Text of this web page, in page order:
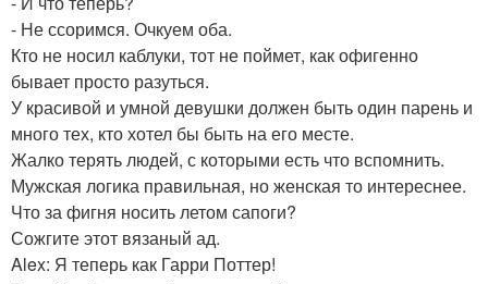
- Не ссоримся. Очкуем оба.
Кто не носил каблуки, тот не поймет, как офигенно
бывает просто разуться.
У красивой и умной девушки должен быть один парень и
много тех, кто хотел бы быть на его месте.
Жалко терять людей, с которыми есть что вспомнить.
Мужская логика правильная, но женская то интереснее.
Что за фигня носить летом сапоги?
Сожгите этот вязаный ад.
Alex: Я теперь как Гарри Поттер!